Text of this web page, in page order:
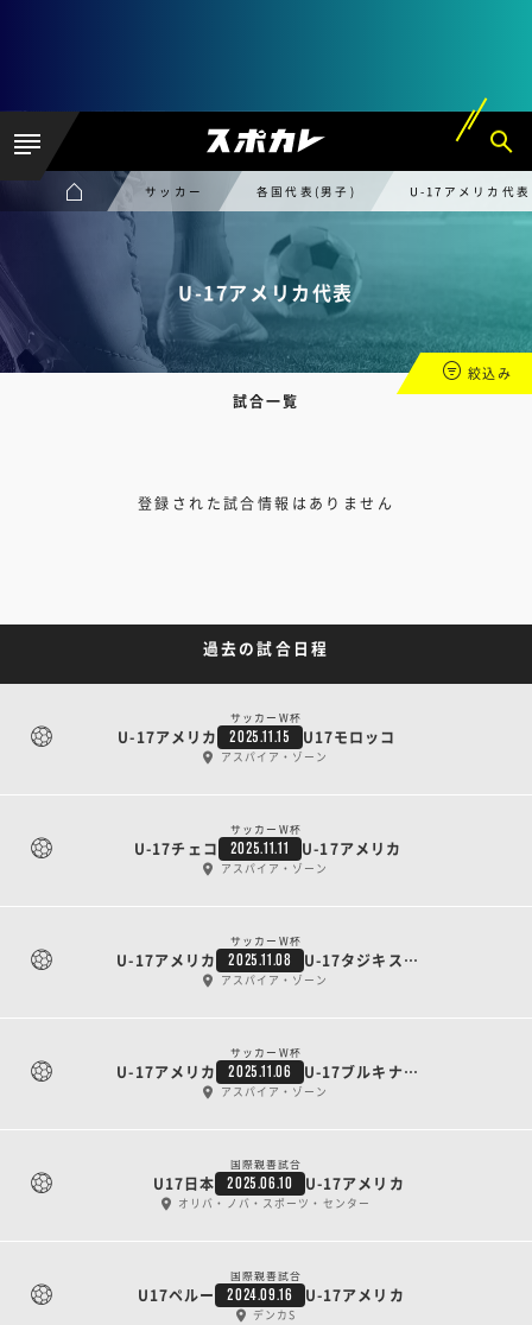
サッカー 各国代表(男子) U-17アメリカ代表
U-17アメリカ代表
試合一覧
絞込み
登録された試合情報はありません
過去の試合日程
サッカーW杯
U-17アメリカ 2025.11.15 U17モロッコ
アスパイア・ゾーン
サッカーW杯
U-17チェコ 2025.11.11 U-17アメリカ
アスパイア・ゾーン
サッカーW杯
U-17アメリカ 2025.11.08 U-17タジキスタン
アスパイア・ゾーン
サッカーW杯
U-17アメリカ 2025.11.06 U-17ブルキナファソ
アスパイア・ゾーン
国際親善試合
U17日本 2025.06.10 U-17アメリカ
オリバ・ノバ・スポーツ・センター
国際親善試合
U17ペルー 2024.09.16 U-17アメリカ
デンカS